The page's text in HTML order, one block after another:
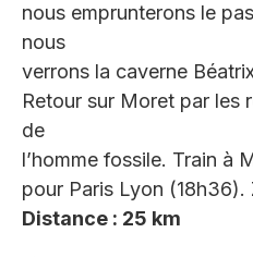
nous emprunterons le
nous
verrons la caverne
Retour sur Moret par les
de
l’homme fossile. Train à
pour Paris Lyon (18h36).
Distance : 25 km